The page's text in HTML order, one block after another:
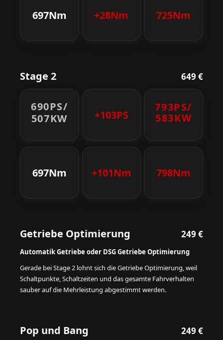
697Nm +28Nm 725Nm
Stage 2 649 €
690PS/
507KW
+103PS
793PS/
583KW
697Nm +101Nm 798Nm
Getriebe Optimierung 249 €
Automatik Getriebe oder DSG Getriebe Optimierung
Gerade bei Stage 2 lohnt sich die Getriebe Optimierung, weil
Schaltpunkte, Schaltzeiten und das gesamte Fahrverhalten
sauber auf die Mehrleistung abgestimmt werden.
Pop und Bang 249 €